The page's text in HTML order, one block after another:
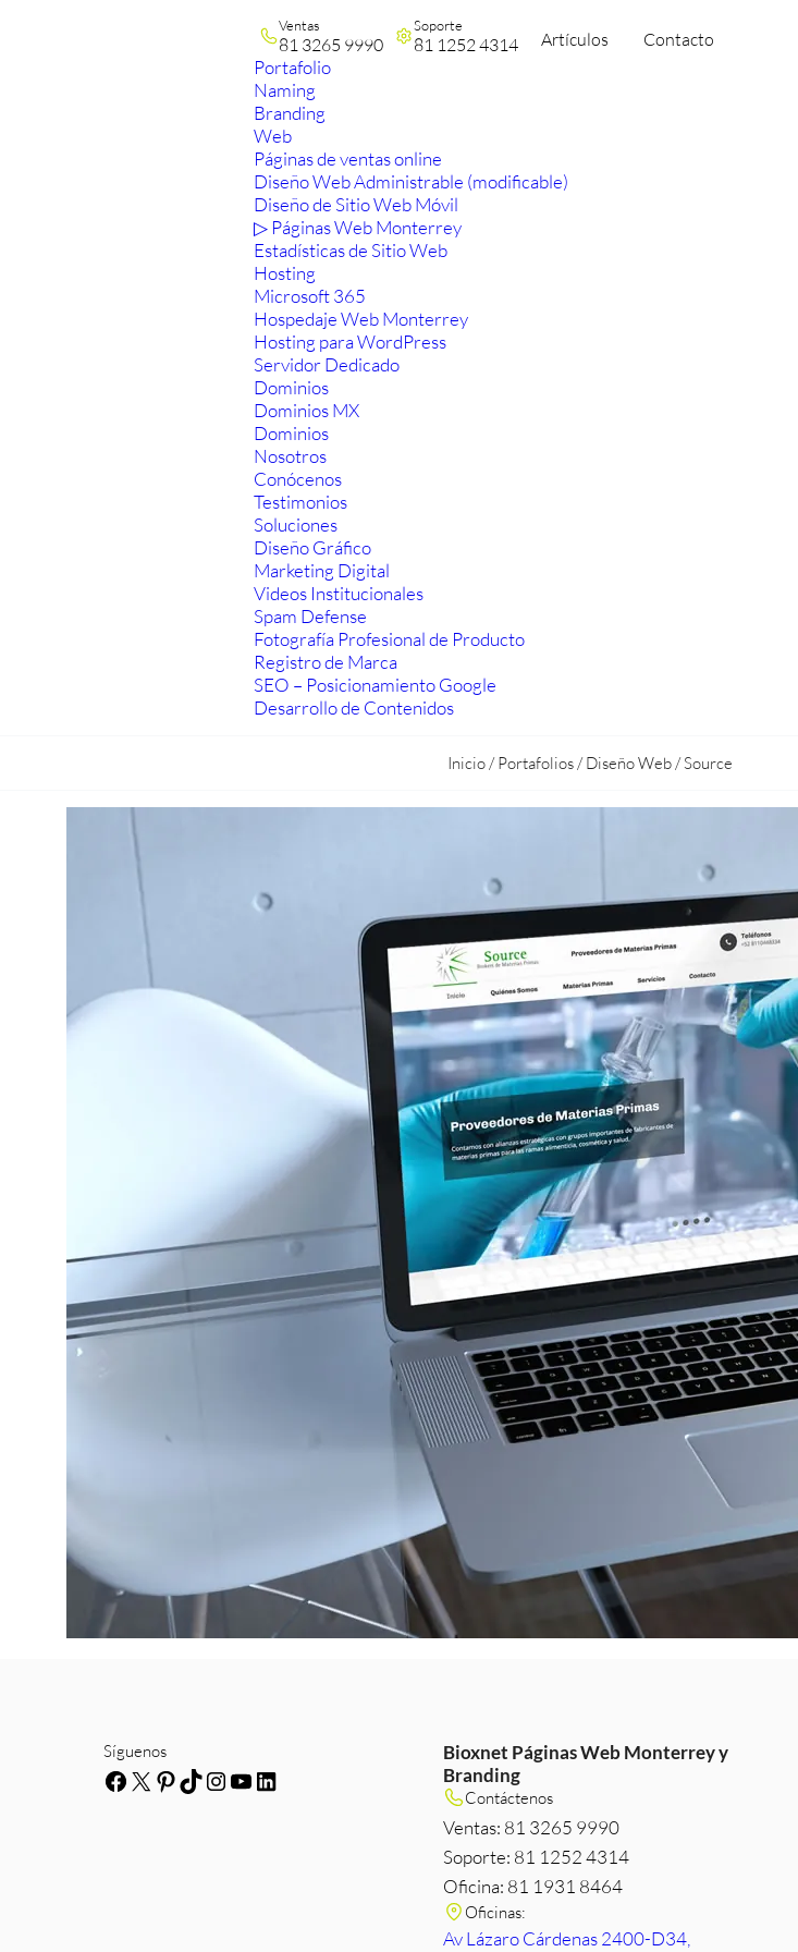
Ventas
81 3265 9990
Soporte
81 1252 4314 Artículos Contacto
Portafolio
Naming
Branding
Web
Páginas de ventas online
Diseño Web Administrable (modificable)
Diseño de Sitio Web Móvil
▷ Páginas Web Monterrey
Estadísticas de Sitio Web
Hosting
Microsoft 365
Hospedaje Web Monterrey
Hosting para WordPress
Servidor Dedicado
Dominios
Dominios MX
Dominios
Nosotros
Conócenos
Testimonios
Soluciones
Diseño Gráfico
Marketing Digital
Videos Institucionales
Spam Defense
Fotografía Profesional de Producto
Registro de Marca
SEO – Posicionamiento Google
Desarrollo de Contenidos
Inicio/Portafolios/Diseño Web/Source
Síguenos
Facebook
X Pinterest
TikTok
Instagram
YouTube
LinkedIn
Bioxnet Páginas Web Monterrey y
Branding
Contáctenos
Ventas: 81 3265 9990
Soporte: 81 1252 4314
Oficina: 81 1931 8464
Oficinas:
Av Lázaro Cárdenas 2400-D34,